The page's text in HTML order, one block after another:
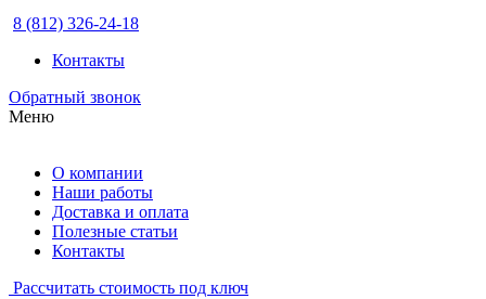
8 (812) 326-24-18
Контакты
Обратный звонок
Меню
О компании
Наши работы
Доставка и оплата
Полезные статьи
Контакты
Рассчитать стоимость под ключ